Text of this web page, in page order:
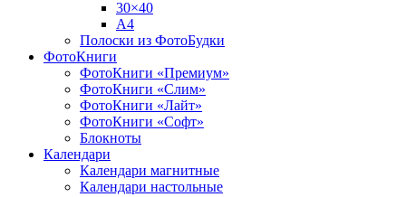
30×40
A4
Полоски из ФотоБудки
ФотоКниги
ФотоКниги «Премиум»
ФотоКниги «Слим»
ФотоКниги «Лайт»
ФотоКниги «Софт»
Блокноты
Календари
Календари магнитные
Календари настольные